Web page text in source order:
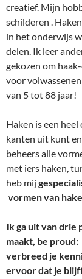
creatief. Mijn
schilderen .
in het onderwijs
delen. Ik leer
gekozen om
voor
van 5 tot 88 jaar!
Haken is een
kanten uit kunt
beheers alle
met iers haken,
heb mij
vormen van
Ik ga uit van drie
maakt, be
verbreed je
ervoor dat je